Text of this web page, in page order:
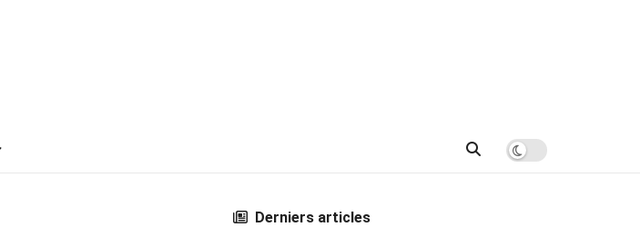
Derniers articles